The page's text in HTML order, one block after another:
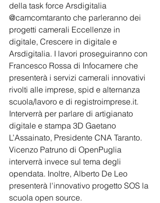
della task force Arsdigitalia
@camcomtaranto che parleranno dei
progetti camerali Eccellenze in
digitale, Crescere in digitale e
Arsdigitalia. I lavori proseguiranno con
Francesco Rossa di Infocamere che
presenterà i servizi camerali innovativi
rivolti alle imprese, spid e alternanza
scuola/lavoro e di registroimprese.it.
Interverrà per parlare di artigianato
digitale e stampa 3D Gaetano
L’Assainato, Presidente CNA Taranto.
Vicenzo Patruno di OpenPuglia
interverrà invece sul tema degli
opendata. Inoltre, Alberto De Leo
presenterà l'innovativo progetto SOS la
scuola open source.